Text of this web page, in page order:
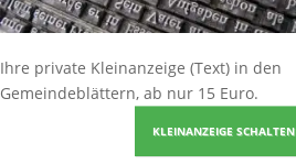
Ihre private Kleinanzeige (Text) in den
Gemeindeblättern, ab nur 15 Euro.
KLEINANZEIGE SCHALTEN